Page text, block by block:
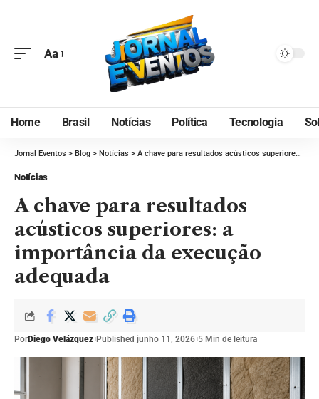
Aa
Home Brasil Notícias Política Tecnologia
Jornal Eventos > Blog > Notícias > A chave para resultados acústicos superiores: a importância da execução adequada
Notícias
A chave para resultados
acústicos superiores: a
importância da execução
adequada
PorDiego Velázquez Published junho 11, 2026 5 Min de leitura